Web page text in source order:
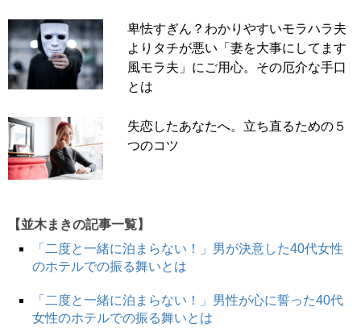
久美子さん（仮名）は、40代前半で40代後半の夫と再
婚。お互いに再婚同士で、ゴルフ仲間からスタートした関
係でゴールインまで至ったそうです。
「夫とはゴルフを通じて数年前に知り合って、でもしばら
ナ禍に入ってすぐのときになかなか以前のように人と会え
なくなり、寂しいなと思っていたところに、“独身同士だ
し、気楽にゴルフでも行きませんか？”って夫から誘われ
ることが増え、ふたりでゴルフに行くようになって急接近
付き合ってから8ヶ月で入籍をしたので、いわゆるスピー
ド婚の部類かもしれないですね。でも再婚だったしコロナ
禍だったしで、入籍だけで挙式も披露宴もやりませんでし
結婚して最初の半年は「幸せでいっぱいだった」と振り返
卑怯すぎん？わかりやすいモラハラ夫
よりタチが悪い「妻を大事にしてます
風モラ夫」にご用心。その厄介な手口
とは
失恋したあなたへ。立ち直るための５
つのコツ
【並木まきの記事一覧】
「二度と一緒に泊まらない！」男が決意した40代女性
のホテルでの振る舞いとは
「二度と一緒に泊まらない！」男性が心に誓った40代
女性のホテルでの振る舞いとは